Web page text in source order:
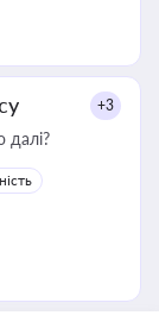
+3
далі?